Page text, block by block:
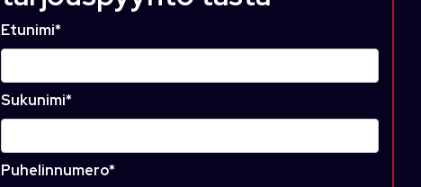
Etunimi*
Sukunimi*
Puhelinnumero*